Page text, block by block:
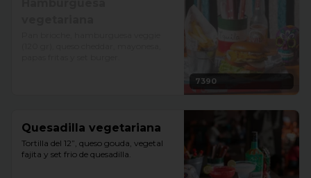
7390
Quesadilla vegetariana
Tortilla del 12”, queso gouda, vegetal
fajita y set frio de quesadilla.